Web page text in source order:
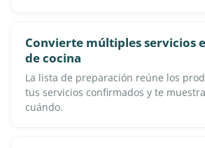
Convierte múltiples servicios
de cocina
La lista de preparación reúne los
tus servicios confirmados y te
cuándo.